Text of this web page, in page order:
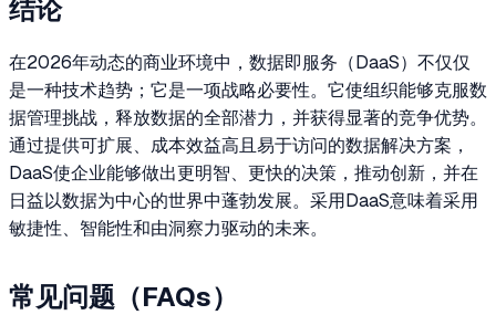
结论
在2026年动态的商业环境中，数据即服务（DaaS）不仅仅
是一种技术趋势；它是一项战略必要性。它使组织能够克服数
据管理挑战，释放数据的全部潜力，并获得显著的竞争优势。
通过提供可扩展、成本效益高且易于访问的数据解决方案，
DaaS使企业能够做出更明智、更快的决策，推动创新，并在
日益以数据为中心的世界中蓬勃发展。采用DaaS意味着采用
敏捷性、智能性和由洞察力驱动的未来。
常见问题（FAQs）